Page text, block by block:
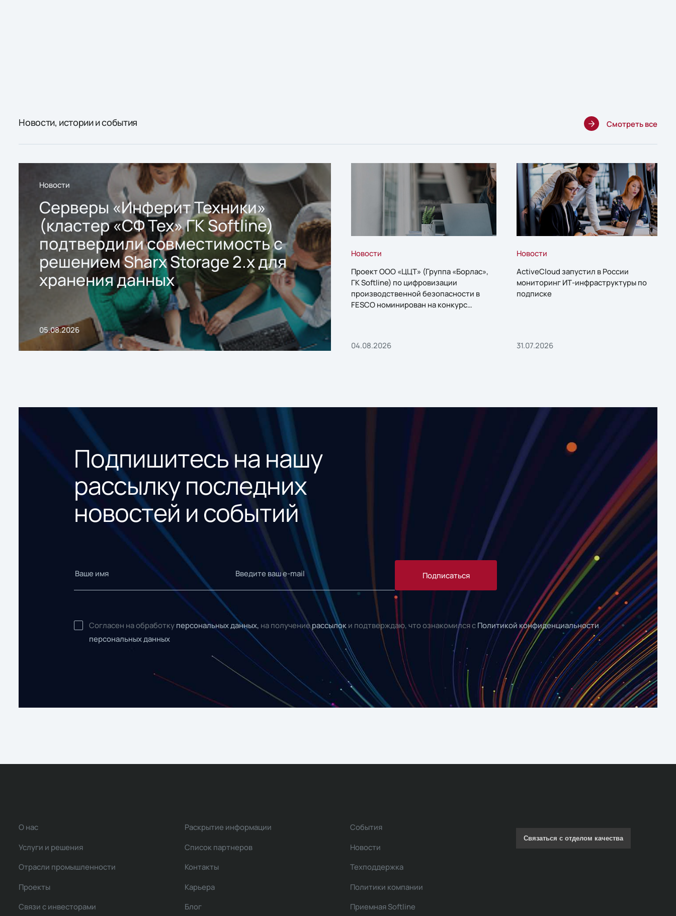
Новости, истории и события Смотреть все
Новости
Серверы «Инферит Техники»
(кластер «СФ Тех» ГК Softline)
подтвердили совместимость с
решением Sharx Storage 2.x для
хранения данных
05.08.2026
Новости
Проект ООО «ЦЦТ» (Группа «Борлас»,
ГК Softline) по цифровизации
производственной безопасности в
FESCO номинирован на конкурс
04.08.2026
Новости
ActiveCloud запустил в России
мониторинг ИТ-инфраструктуры по
подписке
31.07.2026
Подпишитесь на нашу
рассылку последних
новостей и событий
Подписаться
Согласен на обработку персональных данных, на получениерассылок и подтверждаю, что ознакомился с Политикой конфиденциальности
персональных данных
О нас
Услуги и решения
Отрасли промышленности
Проекты
Связи с инвесторами
Раскрытие информации
Список партнеров
Контакты
Карьера
Блог
События
Новости
Техподдержка
Политики компании
Приемная Softline
Связаться с отделом качества